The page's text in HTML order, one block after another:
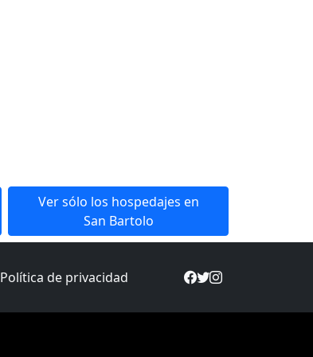
Ver sólo los hospedajes en
San Bartolo
Política de privacidad